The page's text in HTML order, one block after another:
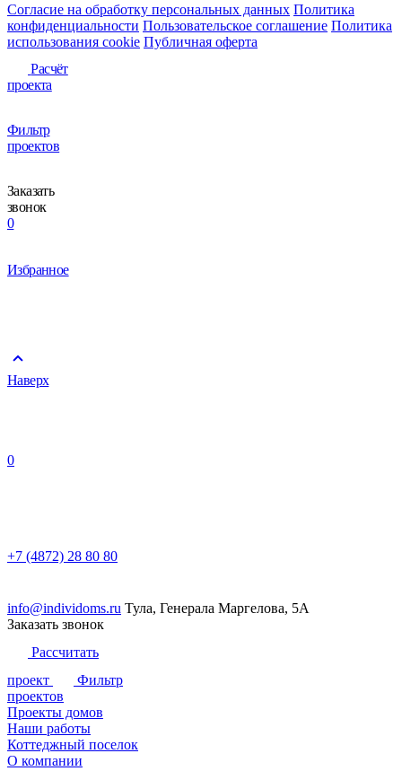
Согласие на обработку персональных данных Политика
конфиденциальности Пользовательское соглашение Политика
использования сookie Публичная оферта
Расчёт
проекта
Фильтр
проектов
Заказать
звонок
0
Избранное
Наверх
0
+7 (4872) 28 80 80
info@individoms.ru Тула, Генерала Маргелова, 5А
Заказать звонок
Рассчитать
проект
Фильтр
проектов
Проекты домов
Серия
Серия LINE
Серия FAMILY
Этажность
1 этаж
Площадь
Наши работы
Коттеджный поселок
О компании